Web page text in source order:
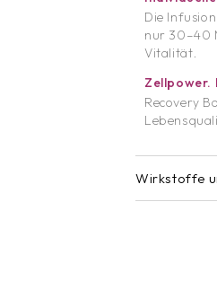
Die
nur 30–40
Vitalität.
Zellpower.
Recovery
Wirkstoffe